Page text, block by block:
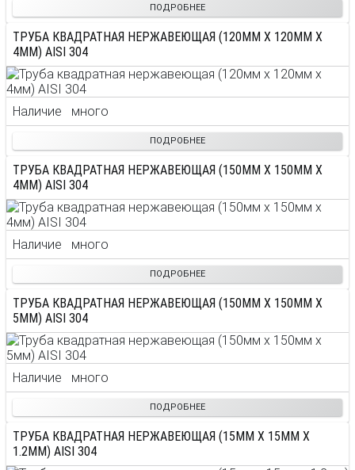
ПОДРОБНЕЕ
ТРУБА КВАДРАТНАЯ НЕРЖАВЕЮЩАЯ (120ММ X 120ММ X
4ММ) AISI 304
Наличие много
ПОДРОБНЕЕ
ТРУБА КВАДРАТНАЯ НЕРЖАВЕЮЩАЯ (150ММ X 150ММ X
4ММ) AISI 304
Наличие много
ПОДРОБНЕЕ
ТРУБА КВАДРАТНАЯ НЕРЖАВЕЮЩАЯ (150ММ X 150ММ X
5ММ) AISI 304
Наличие много
ПОДРОБНЕЕ
ТРУБА КВАДРАТНАЯ НЕРЖАВЕЮЩАЯ (15ММ X 15ММ X
1.2ММ) AISI 304